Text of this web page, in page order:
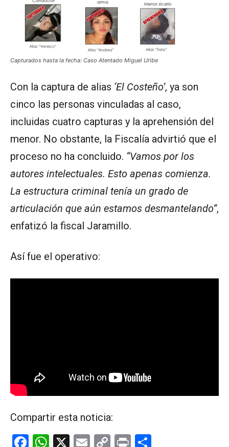
Capturados hasta la fecha: Caso Atentado Miguel Uribe
Con la captura de alias ‘El Costeño’, ya son
cinco las personas vinculadas al caso,
incluidas cuatro capturas y la aprehensión del
menor. No obstante, la Fiscalía advirtió que el
proceso no ha concluido. “Vamos por los
autores intelectuales. Esto apenas comienza.
La estructura criminal tenía un grado de
articulación que aún estamos desmantelando”,
enfatizó la fiscal Jaramillo.
Así fue el operativo:
Compartir esta noticia:
F
W
X
E
C
Pr